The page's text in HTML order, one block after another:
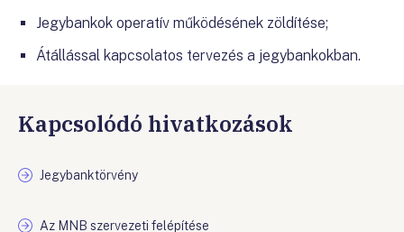
Jegybankok operatív működésének zöldítése;
Átállással kapcsolatos tervezés a jegybankokban.
Kapcsolódó hivatkozások
Jegybanktörvény
Az MNB szervezeti felépítése